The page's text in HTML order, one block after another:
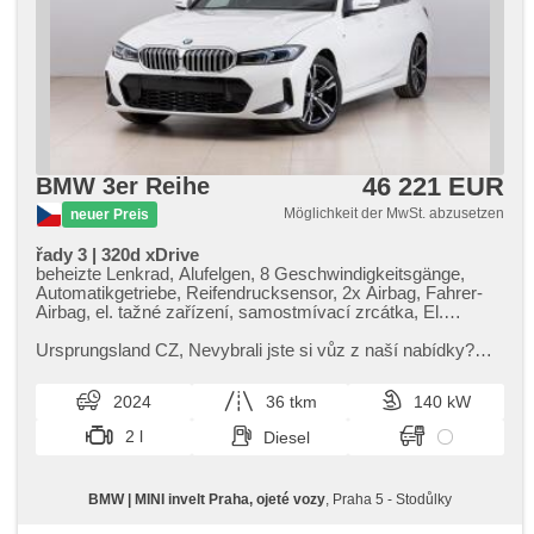
BMW 3er Reihe
neuer Preis
46 221 EUR
Möglichkeit der MwSt. abzusetzen
řady 3 | 320d xDrive
beheizte Lenkrad, Alufelgen, 8 Geschwindigkeitsgänge,
Automatikgetriebe, Reifendrucksensor, 2x Airbag, Fahrer-
Airbag, el. tažné zařízení, samostmívací zrcátka, El.
čelního skla, beheizte Spiegel, Sportsitze, beheizte Sitze,
Geschwindigkeitsregelung, Vorderlichter LED, Schaltflutlicht,
automatické přepínání dálkových světel, Lichtsensor, Heck
LED Leuchte, Tempomat, Uhr Spur, Notbremsung (PEBS),
ukazatel rychlostního limitu (SLIF), Parkassistent,
ovládání palubního počítače, bezdrátová nabíječka
Ursprungsland CZ,​ Nevybrali jste si vůz z naší nabídky?
dovoz vozu na zakáz...
2024 36 tkm
140 kW
2 l
Diesel
BMW | MINI invelt Praha, ojeté vozy , Praha 5 - Stodůlky